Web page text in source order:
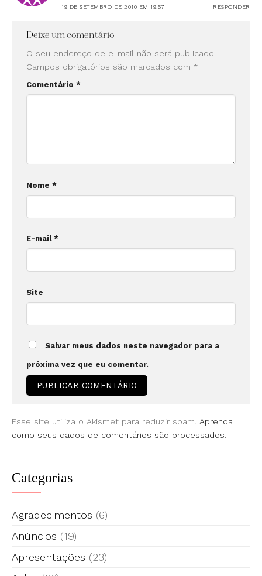
19 DE SETEMBRO DE 2010 EM 19:57 RESPONDER
Deixe um comentário
O seu endereço de e-mail não será publicado.
Campos obrigatórios são marcados com *
Comentário *
Nome *
E-mail *
Site
Salvar meus dados neste navegador para a
próxima vez que eu comentar.
Esse site utiliza o Akismet para reduzir spam. Aprenda
como seus dados de comentários são processados
Categorias
Agradecimentos (6)
Anúncios (19)
Apresentações (23)